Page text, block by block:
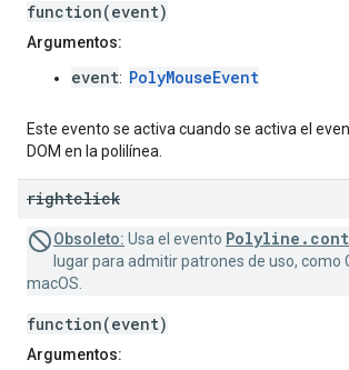
function(event)
Argumentos:
event: PolyMouseEvent
Este evento se activa cuando se activa el
DOM en la polilínea.
rightclick
Obsoleto: Usa el evento
lugar para admitir patrones de uso, como
macOS.
function(event)
Argumentos: